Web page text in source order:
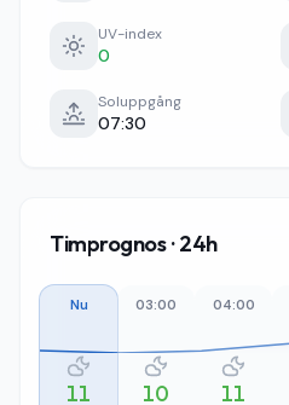
UV-index
0
Soluppgång
07:30
Timprognos · 24h
Nu
11
03:00
10
04:00
11